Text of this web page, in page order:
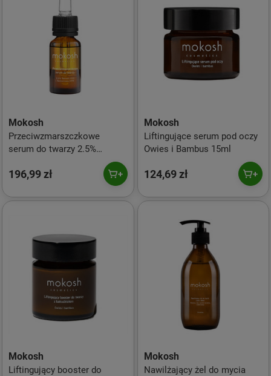
Mokosh
Przeciwzmarszczkowe
serum do twarzy 2.5%
retinolu H10 i retinoinianu
HPR Róża z jagodą 10ml
196,99 zł
Mokosh
Liftingujące serum pod oczy
Owies i Bambus 15ml
124,69 zł
Mokosh
Liftingujący booster do
Mokosh
Nawilżający żel do mycia